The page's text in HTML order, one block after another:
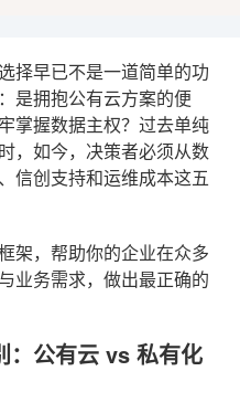
择早已不是一道简单的功
是拥抱公有云方案的便
掌握数据主权？过去单纯
，如今，决策者必须从数
信创支持和运维成本这五
架，帮助你的企业在众多
业务需求，做出最正确的
：公有云 vs 私有化